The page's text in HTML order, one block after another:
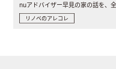
リノベのアレコレ